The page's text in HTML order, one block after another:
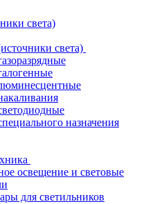
света)
света)
назначения
освещение и световые
для светильников